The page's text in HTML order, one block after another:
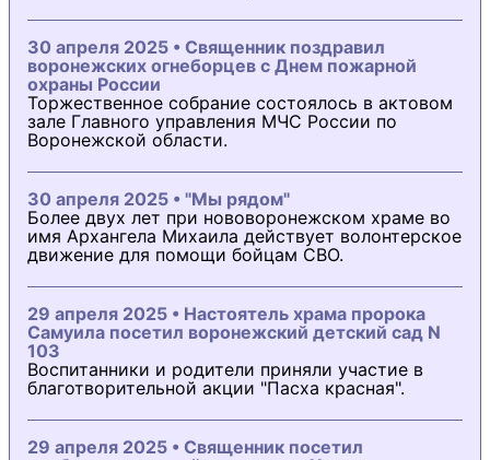
30 апреля 2025 • Священник поздравил
воронежских огнеборцев с Днем пожарной
охраны России
Торжественное собрание состоялось в актовом
зале Главного управления МЧС России по
Воронежской области.
30 апреля 2025 • "Мы рядом"
Более двух лет при нововоронежском храме во
имя Архангела Михаила действует волонтерское
движение для помощи бойцам СВО.
29 апреля 2025 • Настоятель храма пророка
Самуила посетил воронежский детский сад N
103
Воспитанники и родители приняли участие в
благотворительной акции "Пасха красная".
29 апреля 2025 • Священник посетил